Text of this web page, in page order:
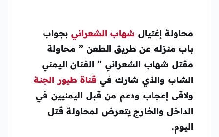
محاولة إغتيال شهاب الشعراني بجواب
باب منزله عن طريق الطعن ” محاولة
مقتل شهاب الشعراني ” الفنان اليمني
الشاب والذي شارك في قناة طيور الجنة
ولاقى إعجاب ودعم من قبل اليمنيين في
الداخل والخارج يتعرض لمحاولة قتل
اليوم.